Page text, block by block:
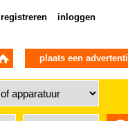
registreren inloggen
plaats een